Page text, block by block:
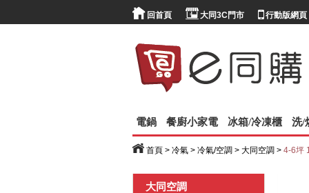
回首頁 大同3C門市 行動版網頁
電鍋 餐廚小家電 冰箱/冷凍櫃 洗/
首頁 > 冷氣 > 冷氣/空調 > 大同空調 > 4-6坪
大同空調